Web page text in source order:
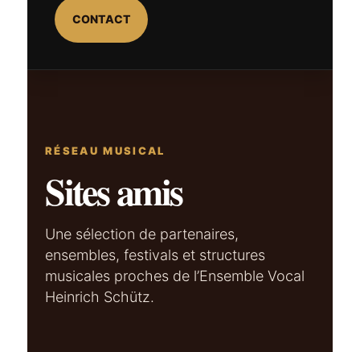
CONTACT
RÉSEAU MUSICAL
Sites amis
Une sélection de partenaires,
ensembles, festivals et structures
musicales proches de l’Ensemble Vocal
Heinrich Schütz.